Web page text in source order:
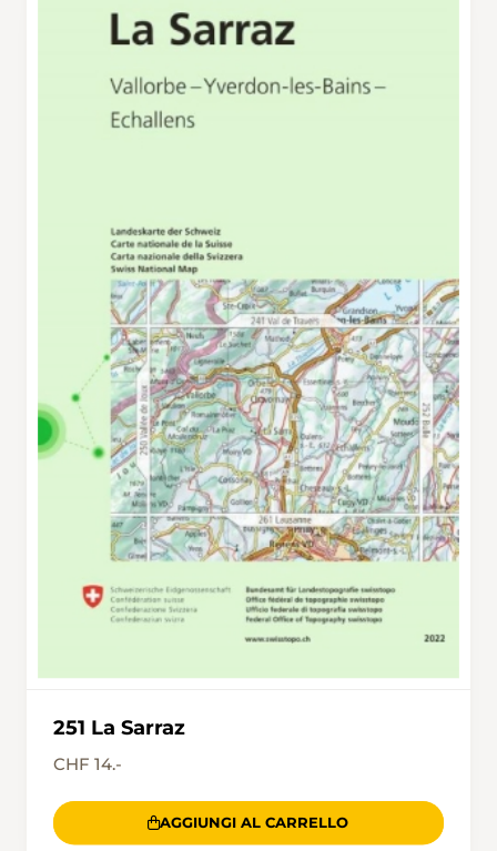
251 La Sarraz
CHF 14.-
AGGIUNGI AL CARRELLO